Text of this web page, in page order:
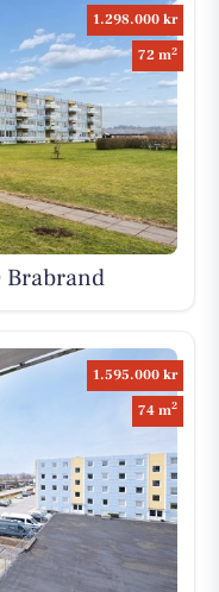
1.298.000 kr
72 m2
Brabrand
1.595.000 kr
74 m2